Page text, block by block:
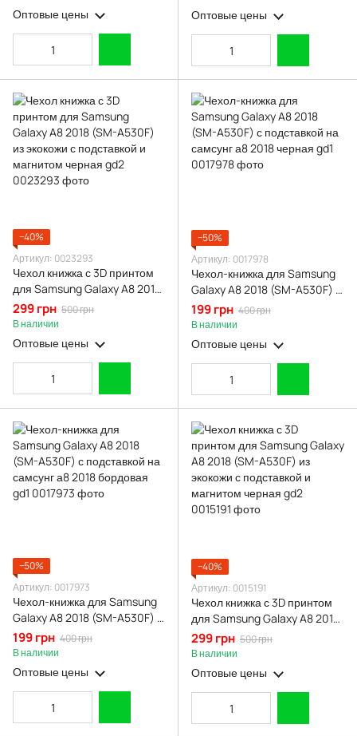
подставкой и магнитом
бордовая gd2
Оптовые цены
подставкой и магнитом
бордовая gd2
Оптовые цены
−40%
Артикул: 0023293
Чехол книжка с 3D принтом
для Samsung Galaxy A8 2018
(SM-A530F) из экокожи с
подставкой и магнитом
черная gd2
299 грн 500 грн
В наличии
Оптовые цены
−50%
Артикул: 0017978
Чехол-книжка для Samsung
Galaxy A8 2018 (SM-A530F) с
подставкой на самсунг а8
2018 черная gd1
199 грн 400 грн
В наличии
Оптовые цены
−50%
Артикул: 0017973
Чехол-книжка для Samsung
Galaxy A8 2018 (SM-A530F) с
подставкой на самсунг а8
2018 бордовая gd1
199 грн 400 грн
В наличии
Оптовые цены
−40%
Артикул: 0015191
Чехол книжка с 3D принтом
для Samsung Galaxy A8 2018
(SM-A530F) из экокожи с
подставкой и магнитом
черная gd2
299 грн 500 грн
В наличии
Оптовые цены